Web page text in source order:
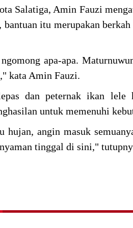
Salatiga, Amin Fauzi
itu merupakan
apa-apa.
kata Amin Fauzi.
dan peternak ikan lele
untuk memenuhi
angin masuk
tinggal di sini,"